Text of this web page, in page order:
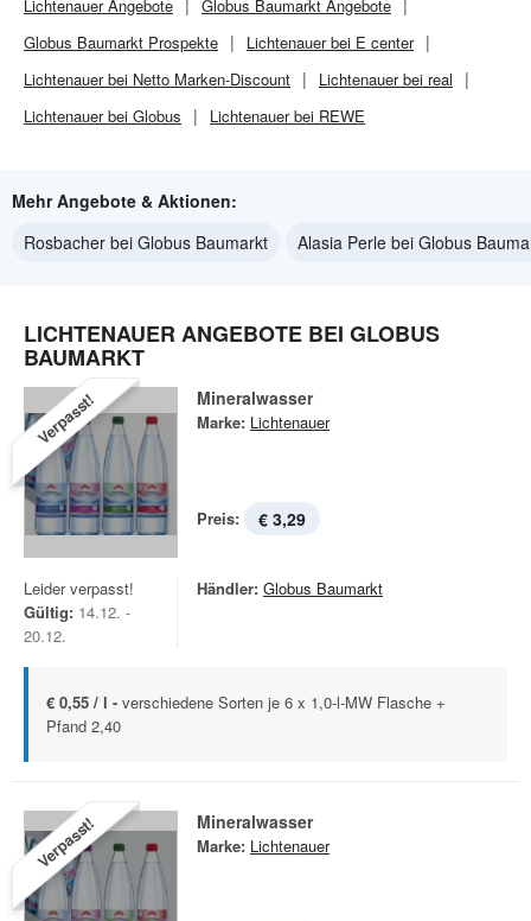
LichtenauerAngebote Globus Baumarkt Angebote
Globus Baumarkt Prospekte
Lichtenauer bei E center
Lichtenauer bei Netto Marken-Discount
Lichtenauer bei real
Lichtenauer bei Globus
Lichtenauer bei REWE
Mehr Angebote & Aktionen:
Rosbacher bei Globus Baumarkt
Alasia Perle bei Globus
LICHTENAUER ANGEBOTE BEI GLOBUS
BAUMARKT
Verpasst! Mineralwasser
Marke: Lichtenauer
Preis: € 3,29
Leider verpasst!
Gültig: 14.12. -
20.12.
Händler: Globus Baumarkt
€ 0,55 / l - verschiedene Sorten je 6 x 1,0-l-MW Flasche +
Pfand 2,40
Verpasst! Mineralwasser
Marke: Lichtenauer